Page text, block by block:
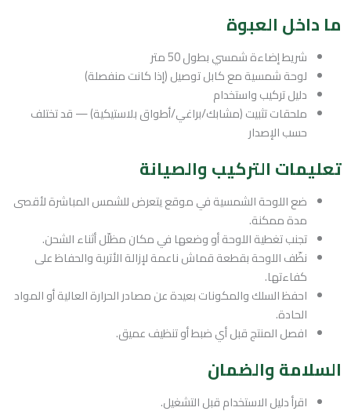
ما داخل العبوة
شريط إضاءة شمسي بطول 50 متر
لوحة شمسية مع كابل توصيل (إذا كانت منفصلة)
دليل تركيب واستخدام
ملحقات تثبيت (مشابك/براغي/أطواق بلاستيكية) — قد تختلف
حسب الإصدار
تعليمات التركيب والصيانة
ضع اللوحة الشمسية في موقع يتعرض للشمس المباشرة لأقصى
مدة ممكنة.
تجنب تغطية اللوحة أو وضعها في مكان مظلّل أثناء الشحن.
نظّف اللوحة بقطعة قماش ناعمة لإزالة الأتربة والحفاظ على
كفاءتها.
احفظ السلك والمكونات بعيدة عن مصادر الحرارة العالية أو المواد
الحادة.
افصل المنتج قبل أي ضبط أو تنظيف عميق.
السلامة والضمان
اقرأ دليل الاستخدام قبل التشغيل.